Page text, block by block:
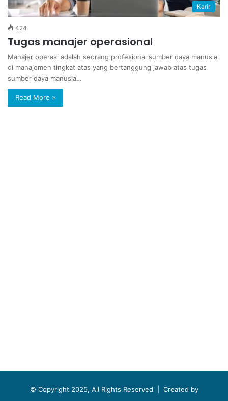
Karir
424
Tugas manajer operasional
Manajer operasi adalah seorang profesional sumber daya manusia
di manajemen tingkat atas yang bertanggung jawab atas tugas
sumber daya manusia…
Read More »
© Copyright 2025, All Rights Reserved | Created by